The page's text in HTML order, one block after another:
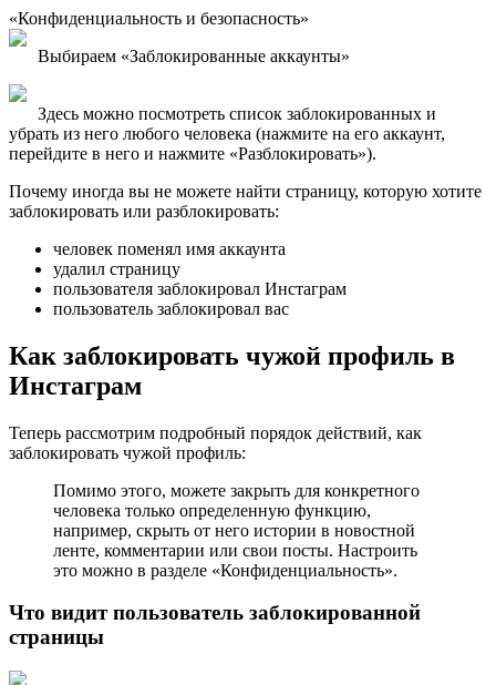
«Конфиденциальность и безопасность»
Выбираем «Заблокированные аккаунты»
Здесь можно посмотреть список заблокированных и
убрать из него любого человека (нажмите на его аккаунт,
перейдите в него и нажмите «Разблокировать»).
Почему иногда вы не можете найти страницу, которую хотите
заблокировать или разблокировать:
человек поменял имя аккаунта
удалил страницу
пользователя заблокировал Инстаграм
пользователь заблокировал вас
Как заблокировать чужой профиль в
Инстаграм
Теперь рассмотрим подробный порядок действий, как
заблокировать чужой профиль:
Помимо этого, можете закрыть для конкретного
человека только определенную функцию,
например, скрыть от него истории в новостной
ленте, комментарии или свои посты. Настроить
это можно в разделе «Конфиденциальность».
Что видит пользователь заблокированной
страницы